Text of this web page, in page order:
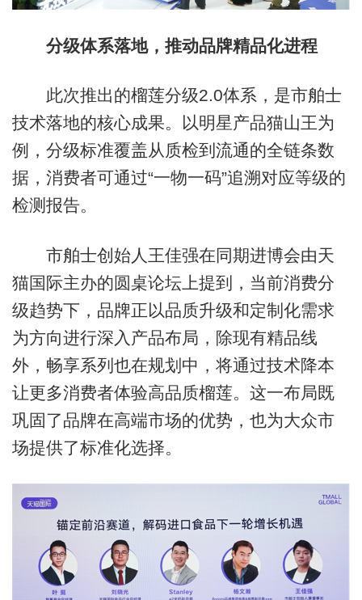
分级体系落地，推动品牌精品化进程
此次推出的榴莲分级2.0体系，是市舶士
技术落地的核心成果。以明星产品猫山王为
例，分级标准覆盖从质检到流通的全链条数
据，消费者可通过“一物一码”追溯对应等级的
检测报告。
市舶士创始人王佳强在同期进博会由天
猫国际主办的圆桌论坛上提到，当前消费分
级趋势下，品牌正以品质升级和定制化需求
为方向进行深入产品布局，除现有精品线
外，畅享系列也在规划中，将通过技术降本
让更多消费者体验高品质榴莲。这一布局既
巩固了品牌在高端市场的优势，也为大众市
场提供了标准化选择。